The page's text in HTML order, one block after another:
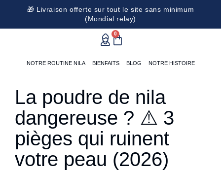
🎁 Livraison offerte sur tout le site sans minimum
(Mondial relay)
0
NOTRE ROUTINE NILA BIENFAITS BLOG NOTRE HISTOIRE
La poudre de nila
dangereuse ? ⚠️ 3
pièges qui ruinent
votre peau (2026)